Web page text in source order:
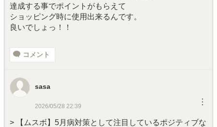
達成する事でポイントがもらえて
ショッピング時に使用出来るんです。
良いでしょっ！！
コメント
sasa
2026/05/28 22:39 ︙
> 【ムスボ】5月病対策として注目しているポジティブな